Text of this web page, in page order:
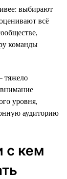
выбирают
всё
команды
тяжело
уровня,
аудиторию
с кем